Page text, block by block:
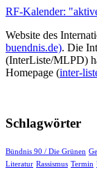
RF-Kalender:
Website des
buendnis.de). Die
(InterListe/MLPD)
Homepage (inter-
Schlagwörter
Bündnis 90 / Die Grünen
Literatur Rassismus Termin